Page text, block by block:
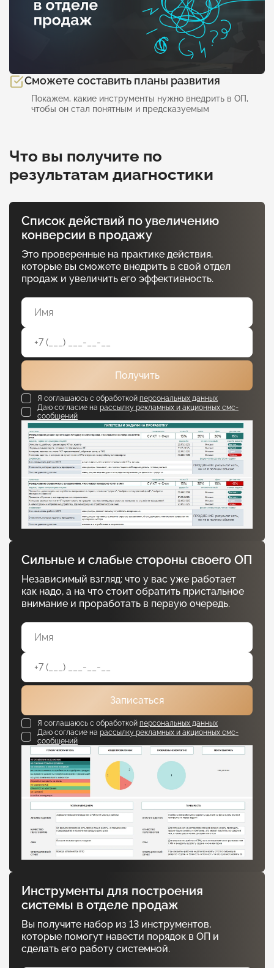
Сможете составить планы развития
Покажем, какие инструменты нужно внедрить в ОП,
чтобы он стал понятным и предсказуемым
Что вы получите по
результатам диагностики
Список действий по увеличению
конверсии в продажу
Это проверенные на практике действия,
которые вы сможете внедрить в свой отдел
продаж и увеличить его эффективность.
Получить
Я соглашаюсь с обработкой персональных данных
Даю согласие на рассылку рекламных и акционных смс-
сообщений
Сильные и слабые стороны своего ОП
Независимый взгляд: что у вас уже работает
как надо, а на что стоит обратить пристальное
внимание и проработать в первую очередь.
Записаться
Я соглашаюсь с обработкой персональных данных
Даю согласие на рассылку рекламных и акционных смс-
сообщений
Инструменты для построения
системы в отделе продаж
Вы получите набор из 13 инструментов,
которые помогут навести порядок в ОП и
сделать его работу системной.